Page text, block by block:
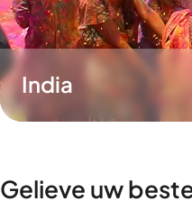
India
Gelieve uw